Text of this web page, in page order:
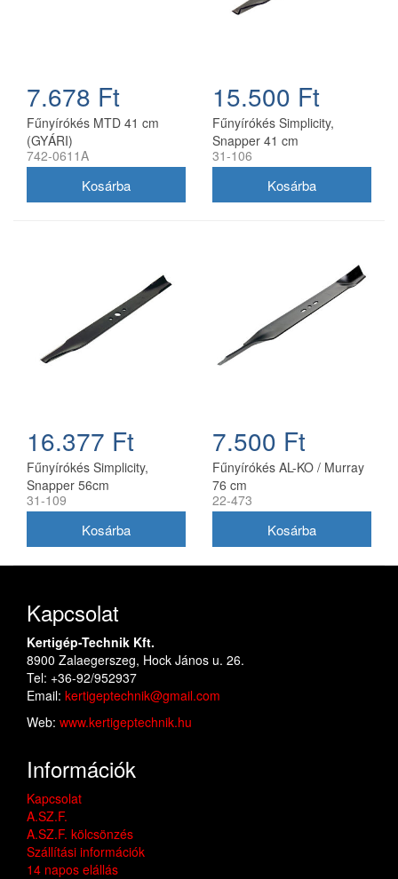
7.678 Ft
Fűnyírókés MTD 41 cm
(GYÁRI)
742-0611A
15.500 Ft
Fűnyírókés Simplicity,
Snapper 41 cm
(1704856SM)
31-106
16.377 Ft
Fűnyírókés Simplicity,
Snapper 56cm
(1716695ASM)
31-109
7.500 Ft
Fűnyírókés AL-KO / Murray
76 cm
22-473
Kapcsolat
Kertigép-Technik Kft.
8900 Zalaegerszeg, Hock János u. 26.
Tel: +36-92/952937
Email: kertigeptechnik@gmail.com
Web: www.kertigeptechnik.hu
Információk
Kapcsolat
A.SZ.F.
A.SZ.F. kölcsönzés
Szállítási információk
14 napos elállás